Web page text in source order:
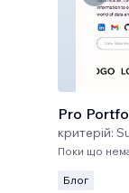
Pro
критерій:
Поки що
Блог